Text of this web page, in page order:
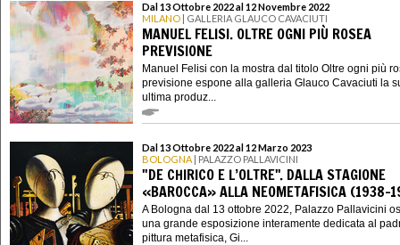
Dal 13 Ottobre 2022 al 12 Novembre 2022
MILANO | GALLERIA GLAUCO CAVACIUTI
MANUEL FELISI. OLTRE OGNI PIÙ ROSEA
PREVISIONE
Manuel Felisi con la mostra dal titolo Oltre ogni più
previsione espone alla galleria Glauco Cavaciuti la
ultima produz...
Dal 13 Ottobre 2022 al 12 Marzo 2023
BOLOGNA | PALAZZO PALLAVICINI
"DE CHIRICO E L’OLTRE". DALLA STAGIONE
«BAROCCA» ALLA NEOMETAFISICA (1938-
A Bologna dal 13 ottobre 2022, Palazzo Pallavicini
una grande esposizione interamente dedicata al
pittura metafisica, Gi...